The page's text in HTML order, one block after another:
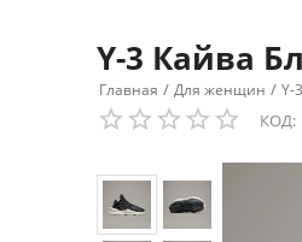
Y-3 Кайва
Главная / Для женщин / Y-3
КОД: